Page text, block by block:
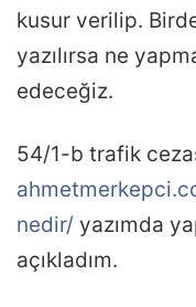
kusur verilip.
yazılırsa ne
edeceğiz.
54/1-b trafik
nedir/ yazımda
açıkladım.